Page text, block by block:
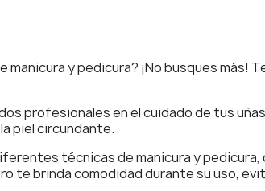
y pedicura? ¡No busques más!
profesionales en el cuidado de tus
piel circundante.
técnicas de manicura y
te brinda comodidad durante su uso,